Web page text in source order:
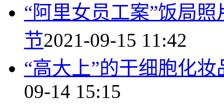
“阿里女员工案”饭局
节2021-09-15 11:42
“高大上”的干细胞化
09-14 15:15